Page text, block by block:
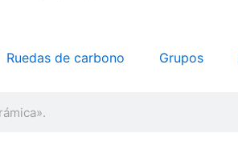
Ruedas de carbono Grupos